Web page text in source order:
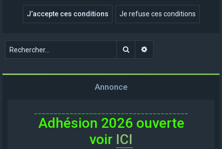
Rechercher
Annonce
Adhésion 2026 ouverte
voir ICI